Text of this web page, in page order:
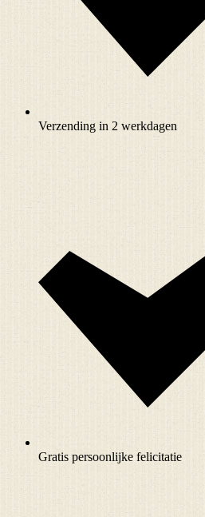
Verzending in 2 werkdagen
Gratis persoonlijke felicitatie